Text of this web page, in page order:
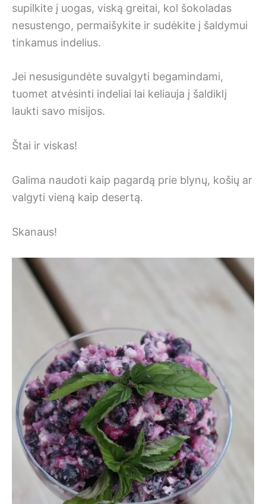
supilkite į uogas, viską greitai, kol šokoladas
nesustengo, permaišykite ir sudėkite į šaldymui
tinkamus indelius.
Jei nesusigundėte suvalgyti begamindami,
tuomet atvėsinti indeliai lai keliauja į šaldiklį
laukti savo misijos.
Štai ir viskas!
Galima naudoti kaip pagardą prie blynų, košių ar
valgyti vieną kaip desertą.
Skanaus!